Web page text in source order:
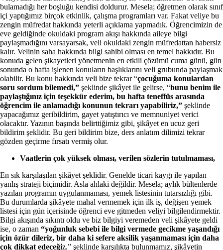
bulamadığı her boşluğu kendisi doldurur. Mesela; öğretmen olarak sınıf
içi yaptığımız birçok etkinlik, çalışma programları var. Fakat veliye bu
zengin müfredat hakkında yeterli açıklama yapmadık. Öğrencimizin de
eve geldiğinde okuldaki program akışı hakkında aileye bilgi
paylaşmadığını varsayarsak, veli okuldaki zengin müfredattan habersiz
kalır. Velinin saha hakkında bilgi sahibi olması en temel hakkıdır. Bu
konuda gelen şikayetleri yönetmenin en etkili çözümü cuma günü, gün
sonunda o hafta işlenen konuların başlıklarını veli grubunda paylaşmak
olabilir. Bu konu hakkında veli bize tekrar “çocuğuma konulardan
soru sordum bilemedi,” şeklinde şikâyet ile gelirse, “bunu benim ile
paylaştığınız için teşekkür ederim, bu hafta teneffüs arasında
öğrencim ile anlamadığı konunun tekrarı yapabiliriz,” şeklinde
yapacağımız geribildirim, gayet yatıştırıcı ve memnuniyet verici
olacaktır. Yazının başında belirttiğimiz gibi, şikâyet en ucuz geri
bildirim şeklidir. Bu geri bildirim bize, ders anlatım dilimizi tekrar
gözden geçirme fırsatı vermiş olur.
Vaatlerin çok yüksek olması, verilen sözlerin tutulmaması,
En sık karşılaşılan şikâyet şeklidir. Genelde ticari kaygı ile yapılan
yanlış strateji biçimidir. Asla ahlaki değildir. Mesela; aylık bültenlerde
yazılan programın uygulanmaması, yemek listesinin tutarsızlığı gibi.
Bu durumlarda şikâyete mahal vermemek için ilk iş, değişen yemek
listesi için gün içerisinde öğrenci eve gitmeden veliyi bilgilendirmektir.
Bilgi akışında sıkıntı oldu ve biz bilgiyi veremeden veli şikâyete geldi
ise, o zaman “yoğunluk sebebi ile bilgi vermede gecikme yaşandığı
için özür dileriz, bir daha ki sefere aksilik yaşanmaması için daha
çok dikkat edeceğiz,” şeklinde karşılıkta bulunmamız, şikâyetin